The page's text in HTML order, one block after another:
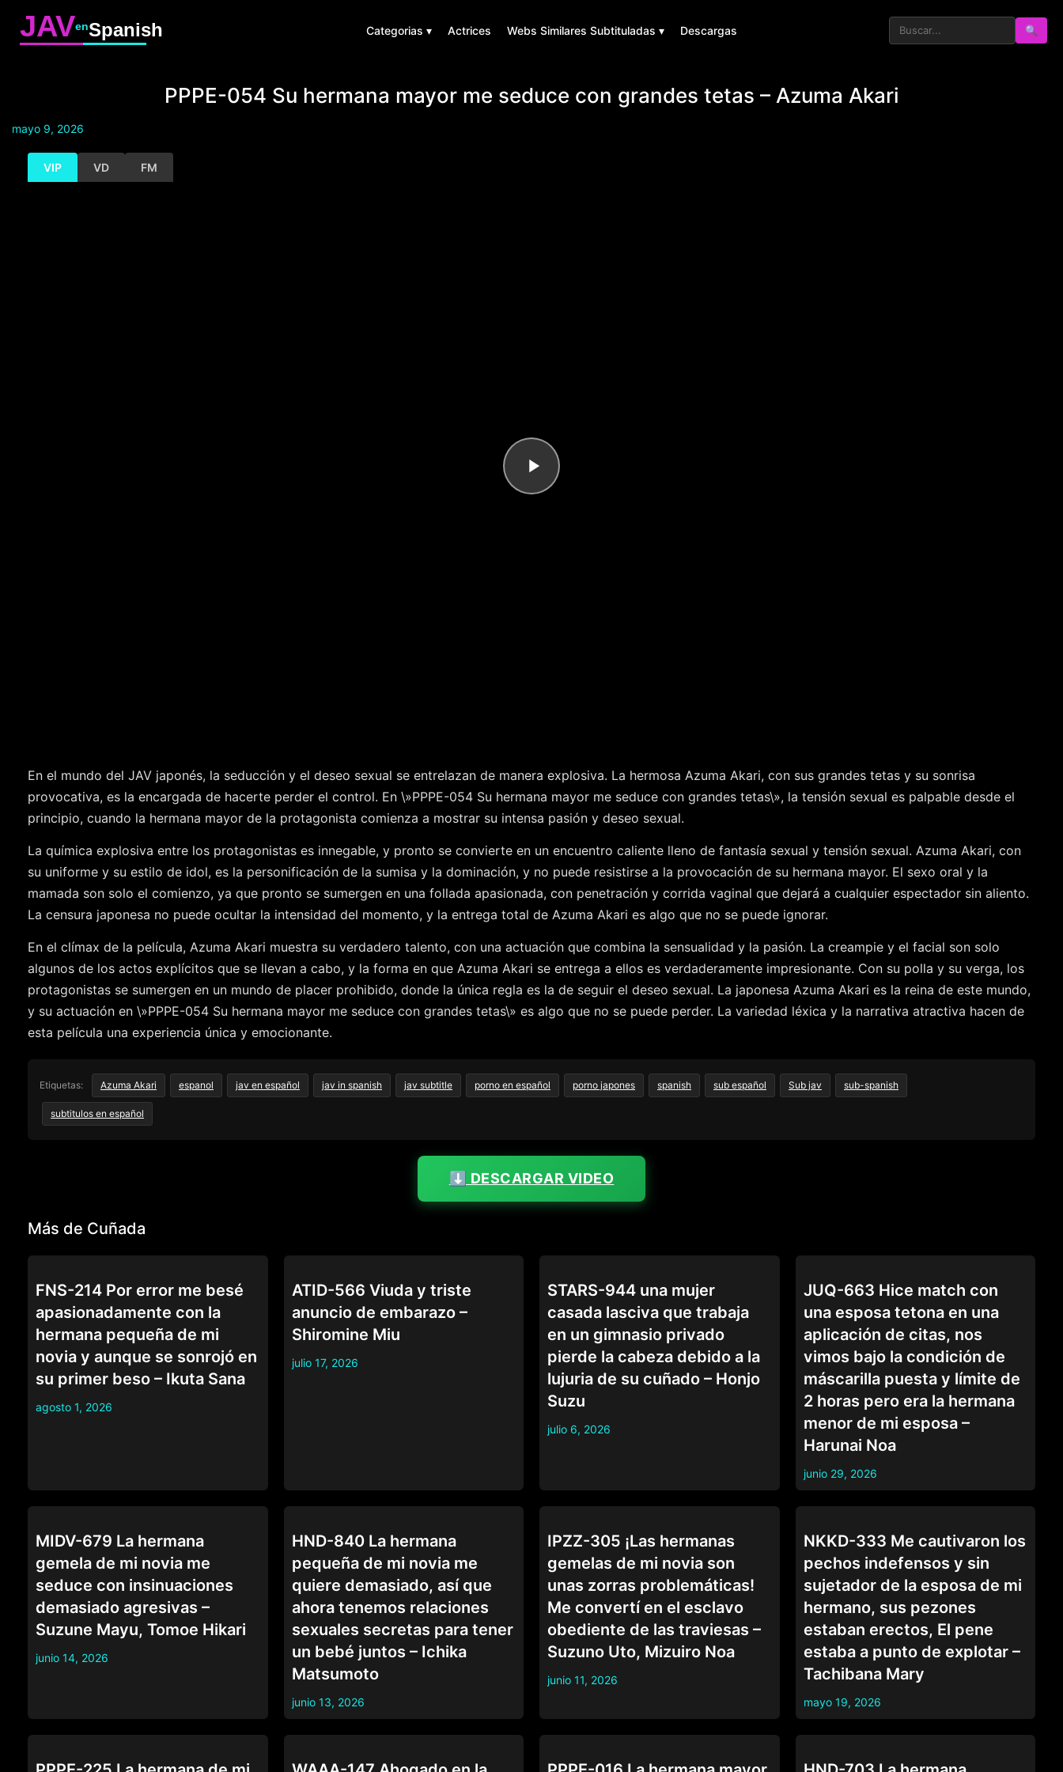
JAVenSpanish Categorias ▾ Actrices Webs Similares Subtituladas ▾ Descargas 🔍
PPPE-054 Su hermana mayor me seduce con grandes tetas – Azuma Akari
mayo 9, 2026
VIP VD FM
En el mundo del JAV japonés, la seducción y el deseo sexual se entrelazan de manera explosiva. La hermosa Azuma Akari, con sus grandes tetas y su sonrisa
provocativa, es la encargada de hacerte perder el control. En \»PPPE-054 Su hermana mayor me seduce con grandes tetas\», la tensión sexual es palpable desde el
principio, cuando la hermana mayor de la protagonista comienza a mostrar su intensa pasión y deseo sexual.
La química explosiva entre los protagonistas es innegable, y pronto se convierte en un encuentro caliente lleno de fantasía sexual y tensión sexual. Azuma Akari, con
su uniforme y su estilo de idol, es la personificación de la sumisa y la dominación, y no puede resistirse a la provocación de su hermana mayor. El sexo oral y la
mamada son solo el comienzo, ya que pronto se sumergen en una follada apasionada, con penetración y corrida vaginal que dejará a cualquier espectador sin aliento.
La censura japonesa no puede ocultar la intensidad del momento, y la entrega total de Azuma Akari es algo que no se puede ignorar.
En el clímax de la película, Azuma Akari muestra su verdadero talento, con una actuación que combina la sensualidad y la pasión. La creampie y el facial son solo
algunos de los actos explícitos que se llevan a cabo, y la forma en que Azuma Akari se entrega a ellos es verdaderamente impresionante. Con su polla y su verga, los
protagonistas se sumergen en un mundo de placer prohibido, donde la única regla es la de seguir el deseo sexual. La japonesa Azuma Akari es la reina de este mundo,
y su actuación en \»PPPE-054 Su hermana mayor me seduce con grandes tetas\» es algo que no se puede perder. La variedad léxica y la narrativa atractiva hacen de
esta película una experiencia única y emocionante.
Etiquetas: Azuma Akari espanol jav en español jav in spanish jav subtitle porno en español porno japones spanish sub español Sub jav sub-spanish
subtitulos en español
⬇️ DESCARGAR VIDEO
Más de Cuñada
FNS-214 Por error me besé
apasionadamente con la
hermana pequeña de mi
novia y aunque se sonrojó en
su primer beso – Ikuta Sana
agosto 1, 2026
ATID-566 Viuda y triste
anuncio de embarazo –
Shiromine Miu
julio 17, 2026
STARS-944 una mujer
casada lasciva que trabaja
en un gimnasio privado
pierde la cabeza debido a la
lujuria de su cuñado – Honjo
Suzu
julio 6, 2026
JUQ-663 Hice match con
una esposa tetona en una
aplicación de citas, nos
vimos bajo la condición de
máscarilla puesta y límite de
2 horas pero era la hermana
menor de mi esposa –
Harunai Noa
junio 29, 2026
MIDV-679 La hermana
gemela de mi novia me
seduce con insinuaciones
demasiado agresivas –
Suzune Mayu, Tomoe Hikari
junio 14, 2026
HND-840 La hermana
pequeña de mi novia me
quiere demasiado, así que
ahora tenemos relaciones
sexuales secretas para tener
un bebé juntos – Ichika
Matsumoto
junio 13, 2026
IPZZ-305 ¡Las hermanas
gemelas de mi novia son
unas zorras problemáticas!
Me convertí en el esclavo
obediente de las traviesas –
Suzuno Uto, Mizuiro Noa
junio 11, 2026
NKKD-333 Me cautivaron los
pechos indefensos y sin
sujetador de la esposa de mi
hermano, sus pezones
estaban erectos, El pene
estaba a punto de explotar –
Tachibana Mary
mayo 19, 2026